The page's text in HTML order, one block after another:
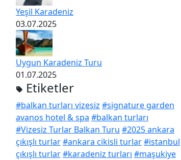
Yeşil Karadeniz
03.07.2025
Uygun Karadeniz Turu
01.07.2025
Etiketler
#balkan turları vizesiz #signature garden
avanos hotel & spa #balkan turları
#Vizesiz Turlar Balkan Turu #2025 ankara
çıkışlı turlar#ankara cikisli turlar#istanbul
çıkışlı turlar#karadeniz turları #maşukiye